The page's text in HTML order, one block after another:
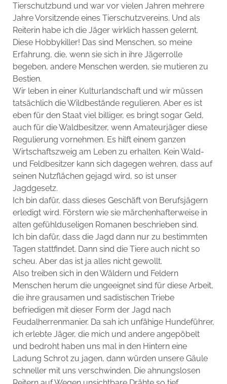
Tierschutzbund und war vor vielen Jahren mehrere
Jahre Vorsitzende eines Tierschutzvereins. Und als
Reiterin habe ich die Jäger wirklich hassen gelernt.
Diese Hobbykiller! Das sind Menschen, so meine
Erfahrung, die, wenn sie sich in ihre Jägerrolle
begeben, andere Menschen werden, sie mutieren zu
Bestien.
Wir leben in einer Kulturlandschaft und wir müssen
tatsächlich die Wildbestände regulieren. Aber es ist
eben für den Staat viel billiger, es bringt sogar Geld,
auch für die Waldbesitzer, wenn Amateurjäger diese
Regulierung vornehmen. Es hilft einem ganzen
Wirtschaftszweig am Leben zu erhalten. Kein Wald-
und Feldbesitzer kann sich dagegen wehren, dass auf
seinen Nutzflächen gejagd wird, so ist unser
Jagdgesetz.
Ich bin dafür, dass dieses Geschäft von Berufsjägern
erledigt wird. Förstern wie sie märchenhafterweise in
alten gefühlduseligen Romanen beschrieben sind.
Ich bin dafür, dass die Jagd dann nur zu bestimmten
Tagen stattfindet. Dann sind die Tiere auch nicht so
scheu. Aber das ist ja alles nicht gewollt.
Also treiben sich in den Wäldern und Feldern
Menschen herum die ungeeignet sind für diese Arbeit,
die ihre grausamen und sadistischen Triebe
befriedigen mit dieser Form der Jagd nach
Feudalherrenmanier. Da sah ich unfähige Hundeführer,
ich erlebte Jäger, die mich und andere angepöbelt
und bedroht haben uns mal in den Hintern eine
Ladung Schrot zu jagen, dann würden unsere Gäule
schneller mit uns verschwinden. Die ahnungslosen